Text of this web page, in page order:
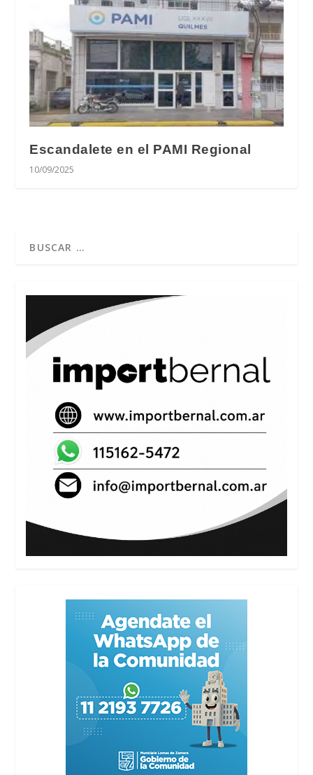
Escandalete en el PAMI Regional
10/09/2025